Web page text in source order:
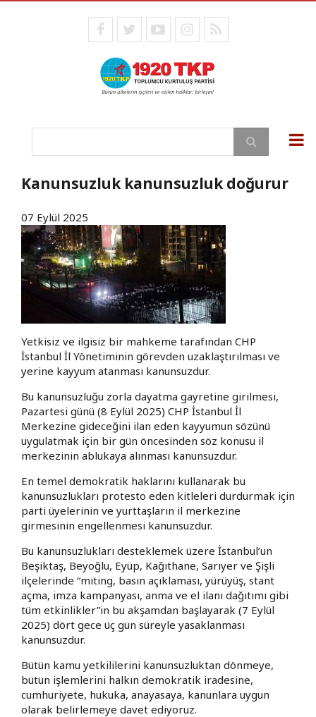
facebooktwitteryoutubeinstagram
RSS
Ara
Kanunsuzluk kanunsuzluk doğurur
07 Eylül 2025
Yetkisiz ve ilgisiz bir mahkeme tarafından CHP
İstanbul İl Yönetiminin görevden uzaklaştırılması ve
yerine kayyum atanması kanunsuzdur.
Bu kanunsuzluğu zorla dayatma gayretine girilmesi,
Pazartesi günü (8 Eylül 2025) CHP İstanbul İl
Merkezine gideceğini ilan eden kayyumun sözünü
uygulatmak için bir gün öncesinden söz konusu il
merkezinin ablukaya alınması kanunsuzdur.
En temel demokratik haklarını kullanarak bu
kanunsuzlukları protesto eden kitleleri durdurmak için
parti üyelerinin ve yurttaşların il merkezine
girmesinin engellenmesi kanunsuzdur.
Bu kanunsuzlukları desteklemek üzere İstanbul’un
Beşiktaş, Beyoğlu, Eyüp, Kağıthane, Sarıyer ve Şişli
ilçelerinde “miting, basın açıklaması, yürüyüş, stant
açma, imza kampanyası, anma ve el ilanı dağıtımı gibi
tüm etkinlikler”in bu akşamdan başlayarak (7 Eylül
2025) dört gece üç gün süreyle yasaklanması
kanunsuzdur.
Bütün kamu yetkililerini kanunsuzluktan dönmeye,
bütün işlemlerini halkın demokratik iradesine,
cumhuriyete, hukuka, anayasaya, kanunlara uygun
olarak belirlemeye davet ediyoruz.